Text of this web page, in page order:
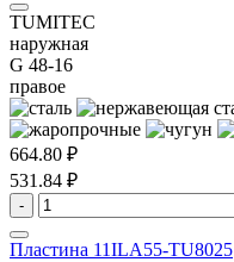
TUMITEC
наружная
G 48-16
правое
664.80 ₽
531.84 ₽
-
Пластина 11ILA55-TU8025